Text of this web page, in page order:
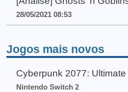
28/05/2021 08:53
Jogos mais novos
Cyberpunk 2077: Ultimate
Nintendo Switch 2